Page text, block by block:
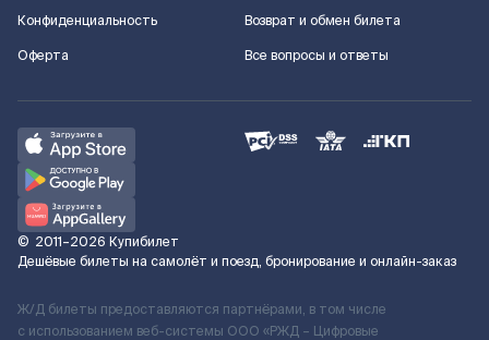
Конфиденциальность
Оферта
Возврат и обмен билета
Все вопросы и ответы
© 2011–2026 Купибилет
Дешёвые билеты на самолёт и поезд, бронирование и онлайн-заказ
Ж/Д билеты предоставляются партнёрами, в том числе
с использованием веб-системы ООО «РЖД – Цифровые